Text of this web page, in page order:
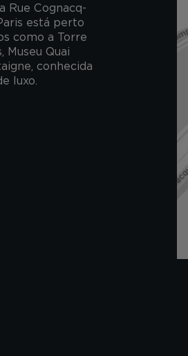
Rue Cognacq-
está perto
como a Torre
Museu Quai
conhecida
luxo.